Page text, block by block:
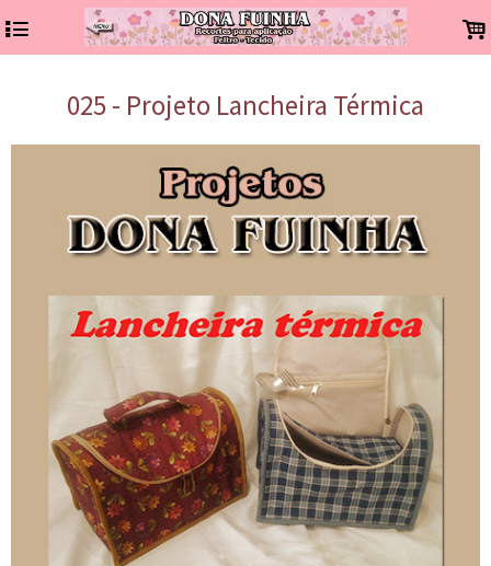
4 .
025 - Projeto Lancheira Térmica